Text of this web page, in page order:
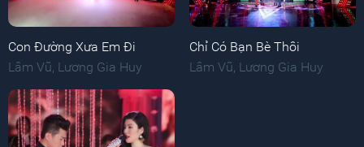
Con Đường Xưa Em Đi
Lâm Vũ Lương Gia Huy
Chỉ Có Bạn Bè Thôi
Lâm Vũ Lương Gia Huy